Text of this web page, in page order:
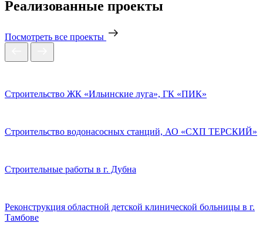
Реализованные проекты
Посмотреть все проекты
Строительство ЖК «Ильинские луга», ГК «ПИК»
Строительство водонасосных станций, АО «СХП ТЕРСКИЙ»
Строительные работы в г. Дубна
Реконструкция областной детской клинической больницы в г.
Тамбове